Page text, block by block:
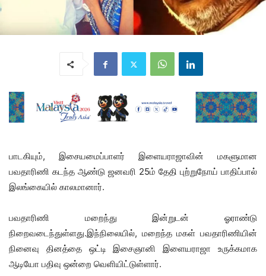
பாடகியும், இசையமைப்பாளர் இளையராஜாவின் மகளுமான
பவதாரிணி கடந்த ஆண்டு ஜனவரி 25ம் தேதி புற்றுநோய் பாதிப்பால்
இலங்கையில் காலமானார்.
பவதாரிணி மறைந்து இன்றுடன் ஓராண்டு
நிறைவடைந்துள்ளது.இந்நிலையில், மறைந்த மகள் பவதாரிணியின்
நினைவு தினத்தை ஒட்டி இசைஞானி இளையராஜா உருக்கமாக
ஆடியோ பதிவு ஒன்றை வெளியிட்டுள்ளார்.